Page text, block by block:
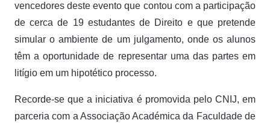
vencedores deste evento que contou com a participação
de cerca de 19 estudantes de Direito e que pretende
simular o ambiente de um julgamento, onde os alunos
têm a oportunidade de representar uma das partes em
litígio em um hipotético processo.
Recorde-se que a iniciativa é promovida pelo CNIJ, em
parceria com a Associação Académica da Faculdade de